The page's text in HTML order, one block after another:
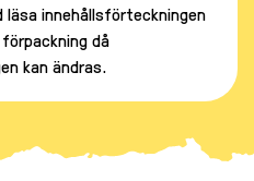
läsa innehållsförteckningen
då
kan ändras.